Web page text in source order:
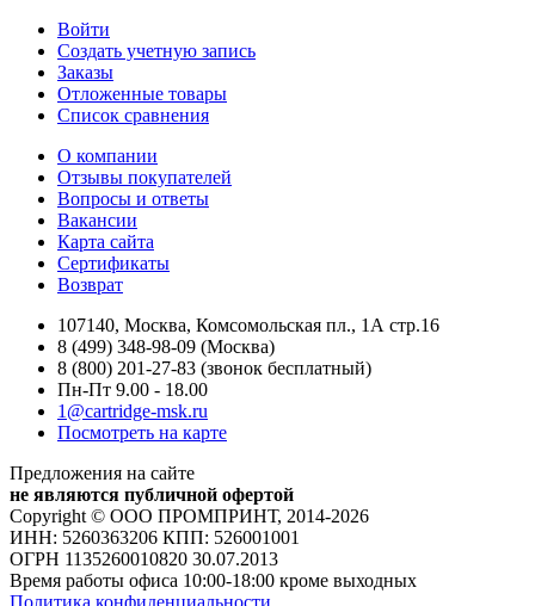
Войти
Создать учетную запись
Заказы
Отложенные товары
Список сравнения
О компании
Отзывы покупателей
Вопросы и ответы
Вакансии
Карта сайта
Сертификаты
Возврат
107140, Москва, Комсомольская пл., 1А стр.16
8 (499) 348-98-09 (Москва)
8 (800) 201-27-83 (звонок бесплатный)
Пн-Пт 9.00 - 18.00
1@cartridge-msk.ru
Посмотреть на карте
Предложения на сайте
не являются публичной офертой
Copyright © ООО ПРОМПРИНТ, 2014-2026
ИНН: 5260363206 КПП: 526001001
ОГРН 1135260010820 30.07.2013
Время работы офиса 10:00-18:00 кроме выходных
Политика конфиденциальности